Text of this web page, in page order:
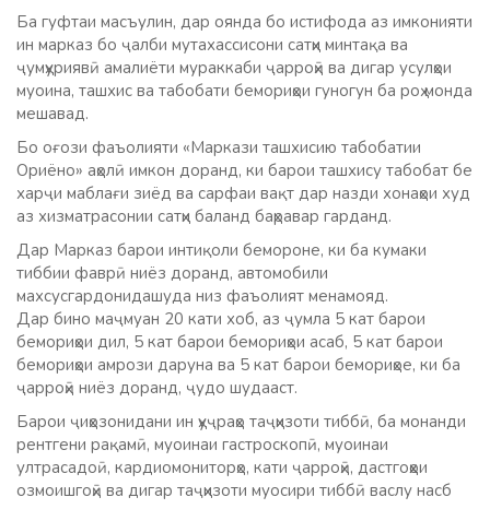
Ба гуфтаи масъулин, дар оянда бо истифода аз имконияти
ин марказ бо ҷалби мутахассисони сатҳи минтақа ва
ҷумҳуриявӣ амалиёти мураккаби ҷарроҳӣ ва дигар усулҳои
муоина, ташхис ва табобати бемориҳои гуногун ба роҳ монда
мешавад.
Бо оғози фаъолияти «Маркази ташхисию табобатии
Ориёно» аҳолӣ имкон доранд, ки барои ташхису табобат бе
харҷи маблағи зиёд ва сарфаи вақт дар назди хонаҳои худ
аз хизматрасонии сатҳи баланд баҳравар гарданд.
Дар Марказ барои интиқоли бемороне, ки ба кумаки
тиббии фаврӣ ниёз доранд, автомобили
махсусгардонидашуда низ фаъолият менамояд.
Дар бино маҷмуан 20 кати хоб, аз ҷумла 5 кат барои
бемориҳои дил, 5 кат барои бемориҳои асаб, 5 кат барои
бемориҳои амрози даруна ва 5 кат барои бемориҳое, ки ба
ҷарроҳӣ ниёз доранд, ҷудо шудааст.
Барои ҷиҳозонидани ин ҳуҷраҳо таҷҳизоти тиббӣ, ба монанди
рентгени рақамӣ, муоинаи гастроскопӣ, муоинаи
ултрасадоӣ, кардиомониторҳо, кати ҷарроҳӣ, дастгоҳҳои
озмоишгоҳӣ ва дигар таҷҳизоти муосири тиббӣ васлу насб